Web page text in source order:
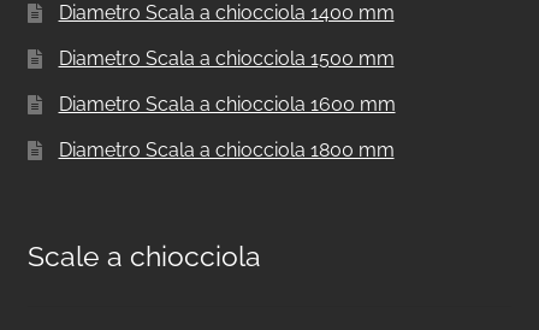
Diametro Scala a chiocciola 1400 mm
Diametro Scala a chiocciola 1500 mm
Diametro Scala a chiocciola 1600 mm
Diametro Scala a chiocciola 1800 mm
Scale a chiocciola